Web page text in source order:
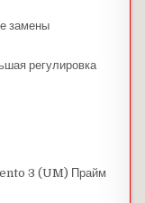
замены
регулировка
3 (UM) Прайм